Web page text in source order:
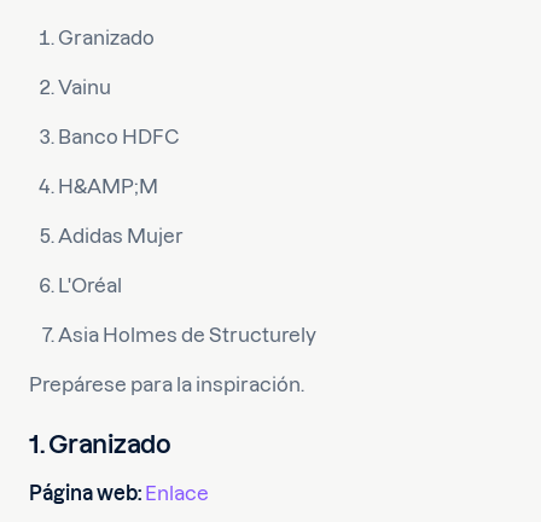
Granizado
Vainu
Banco HDFC
H&AMP;M
Adidas Mujer
L'Oréal
Asia Holmes de Structurely
Prepárese para la inspiración.
1. Granizado
Página web: Enlace